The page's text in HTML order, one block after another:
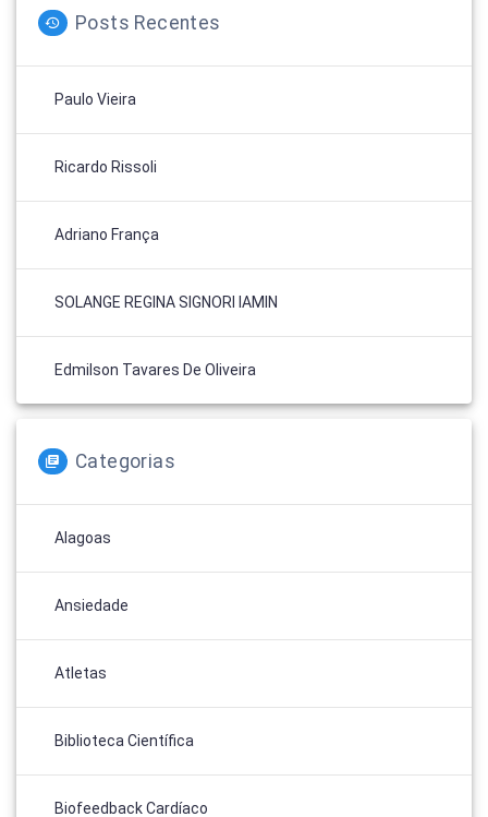
Posts Recentes
Paulo Vieira
Ricardo Rissoli
Adriano França
SOLANGE REGINA SIGNORI IAMIN
Edmilson Tavares De Oliveira
Categorias
Alagoas
Ansiedade
Atletas
Biblioteca Científica
Biofeedback Cardíaco